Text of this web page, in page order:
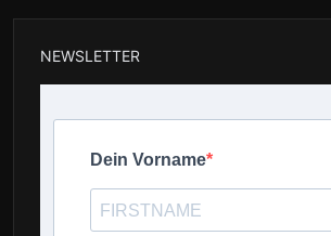
NEWSLETTER
Dein Vorname